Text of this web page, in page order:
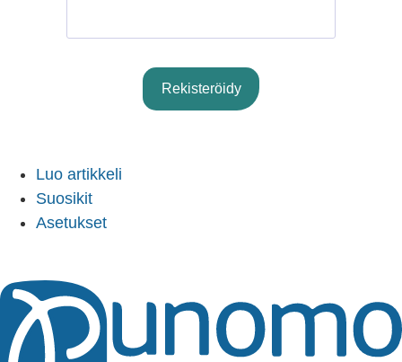
Rekisteröidy
Luo artikkeli
Suosikit
Asetukset